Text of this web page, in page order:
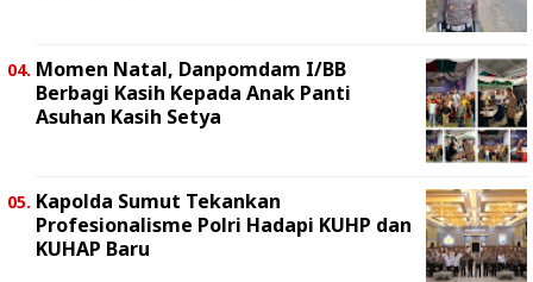
Momen Natal, Danpomdam I/BB
Berbagi Kasih Kepada Anak Panti
Asuhan Kasih Setya
Kapolda Sumut Tekankan
Profesionalisme Polri Hadapi KUHP dan
KUHAP Baru